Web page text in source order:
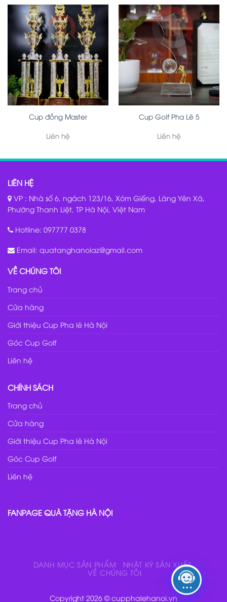
Cup đồng Master
Liên hệ
Cup Golf Pha Lê 5
Liên hệ
LIÊN HỆ
VP : Nhà số 6, ngách 123/16, Xóm Giếng, Làng Yên Xá,
Phường Thanh Liệt, TP Hà Nội, Việt Nam
Hotline: 097777 0378
Email: quatanghanoiaz@gmail.com
VỀ CHÚNG TÔI
Trang chủ
Cửa hàng
Giới thiệu Cup Pha lê Hà Nội
Góc Cup Golf
Liên hệ
CHÍNH SÁCH
Trang chủ
Cửa hàng
Giới thiệu Cup Pha lê Hà Nội
Góc Cup Golf
Liên hệ
FANPAGE QUÀ TẶNG HÀ NỘI
DANH MỤC SẢN PHẨM
NHẬT KÝ SẢN XUẤT
VỀ CHÚNG TÔI
Copyright 2026 © cupphalehanoi.vn